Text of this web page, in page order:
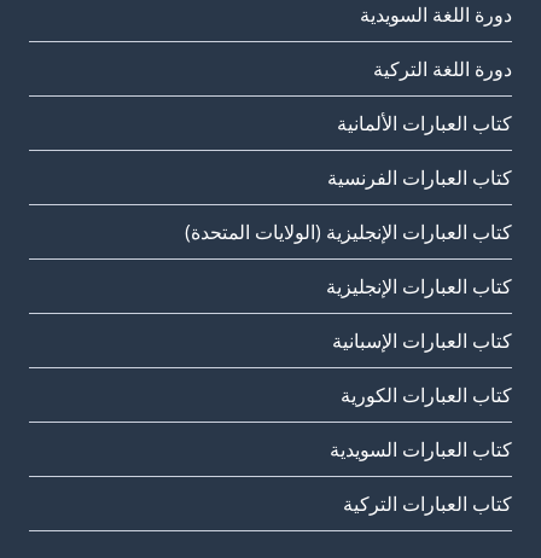
دورة اللغة السويدية
دورة اللغة التركية
كتاب العبارات الألمانية
كتاب العبارات الفرنسية
كتاب العبارات الإنجليزية (الولايات المتحدة)
كتاب العبارات الإنجليزية
كتاب العبارات الإسبانية
كتاب العبارات الكورية
كتاب العبارات السويدية
كتاب العبارات التركية